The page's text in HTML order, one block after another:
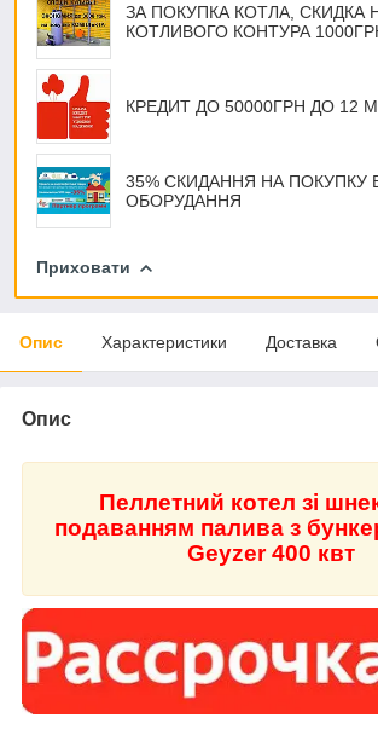
ЗА ПОКУПКА КОТЛА, СКИДКА
КОТЛИВОГО КОНТУРА
КРЕДИТ ДО 50000ГРН ДО 12
35% СКИДАННЯ НА ПОКУПКУ
ОБОРУДАННЯ
Приховати
Опис Характеристики Доставка
Опис
Пеллетний котел зі
подаванням палива з
Geyzer 400 квт